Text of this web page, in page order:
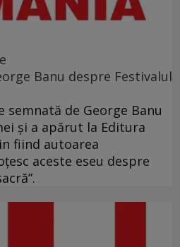
Banu despre Festivalul
semnată de George Banu
şi a apărut la Editura
fiind autoarea
aceste eseu despre